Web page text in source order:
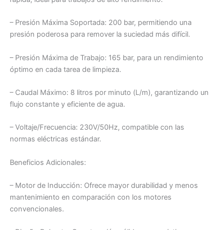
– Presión Máxima Soportada: 200 bar, permitiendo una
presión poderosa para remover la suciedad más difícil.
– Presión Máxima de Trabajo: 165 bar, para un rendimiento
óptimo en cada tarea de limpieza.
– Caudal Máximo: 8 litros por minuto (L/m), garantizando un
flujo constante y eficiente de agua.
– Voltaje/Frecuencia: 230V/50Hz, compatible con las
normas eléctricas estándar.
Beneficios Adicionales:
– Motor de Inducción: Ofrece mayor durabilidad y menos
mantenimiento en comparación con los motores
convencionales.